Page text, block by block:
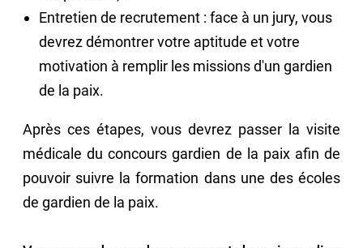
Entretien de recrutement : face à un jury, vous
devrez démontrer votre aptitude et votre
motivation à remplir les missions d'un gardien
de la paix.
Après ces étapes, vous devrez passer la visite
médicale du concours gardien de la paix afin de
pouvoir suivre la formation dans une des écoles
de gardien de la paix.